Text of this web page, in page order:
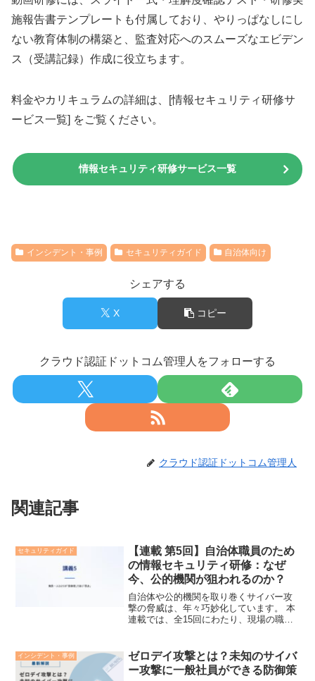
施報告書テンプレートも付属しており、やりっぱなしにし
ない教育体制の構築と、監査対応へのスムーズなエビデン
ス（受講記録）作成に役立ちます。
料金やカリキュラムの詳細は、[情報セキュリティ研修サ
ービス一覧] をご覧ください。
情報セキュリティ研修サービス一覧
インシデント・事例 セキュリティガイド 自治体向け
シェアする
X コピー
クラウド認証ドットコム管理人をフォローする
クラウド認証ドットコム管理人
関連記事
セキュリティガイド
【連載 第5回】自治体職員のため
の情報セキュリティ研修：なぜ
今、公的機関が狙われるのか？
自治体や公的機関を取り巻くサイバー攻
撃の脅威は、年々巧妙化しています。 本
連載では、全15回にわたり、現場の職員
て 本連載は、現在STORESで販売中の
『自治体・公的機...
インシデント・事例
ゼロデイ攻撃とは？未知のサイバ
ー攻撃に一般社員ができる防御策